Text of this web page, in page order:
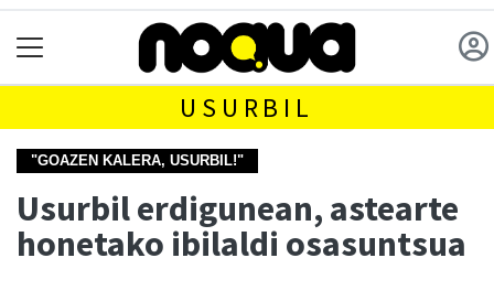
USURBIL
"GOAZEN KALERA, USURBIL!"
Usurbil erdigunean, astearte
honetako ibilaldi osasuntsua